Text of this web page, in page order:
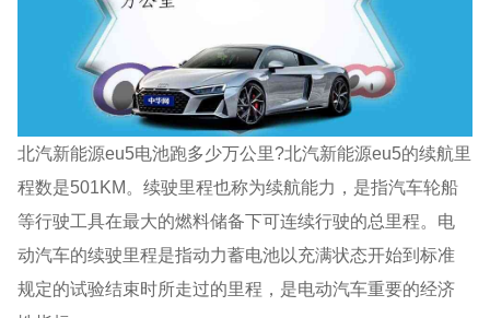
北汽新能源eu5电池跑多少万公里?北汽新能源eu5的续航里
程数是501KM。续驶里程也称为续航能力，是指汽车轮船
等行驶工具在最大的燃料储备下可连续行驶的总里程。电
动汽车的续驶里程是指动力蓄电池以充满状态开始到标准
规定的试验结束时所走过的里程，是电动汽车重要的经济